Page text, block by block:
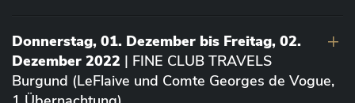
Donnerstag, 01. Dezember bis Freitag, 02.
Dezember 2022 | FINE CLUB TRAVELS
Burgund (LeFlaive und Comte Georges de Vogue,